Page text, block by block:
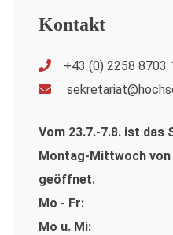
Kontakt
+43 (0) 2258 8703
Vom 23.7.-7.8. ist das
Montag-Mittwoch von
geöffnet.
Mo - Fr:
Mo u. Mi: